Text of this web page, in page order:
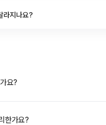
라지나요?
요?
한가요?